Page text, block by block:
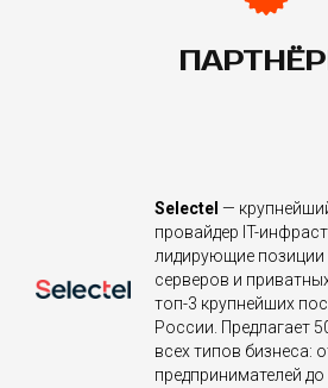
Selectel —
провайдер IT-
лидирующие
серверов и
топ-3 крупнейших
России. Предлагает
всех типов бизнеса:
предпринимателей